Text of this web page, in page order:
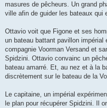
masures de pêcheurs. Un grand
ville afin de guider les bateaux qui
Ottavio voit que Figone et ses
un bateau battant pavillon
compagnie Voorman Versand et
Spidzini. Ottavio convainc un
bateau amarré. Et, au nez et à la
discrètement sur le bateau de la
Le capitaine, un impérial
le plan pour récupérer Spidzini. Il